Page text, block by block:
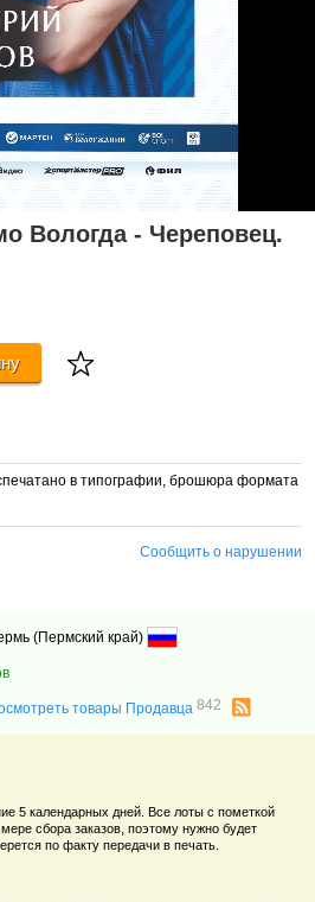
Вологда - Череповец.
в типографии, брошюра формата
Сообщить о нарушении
(Пермский край)
товары Продавца842
5 календарных дней. Все лоты с пометкой
сбора заказов, поэтому нужно будет
по факту передачи в печать.